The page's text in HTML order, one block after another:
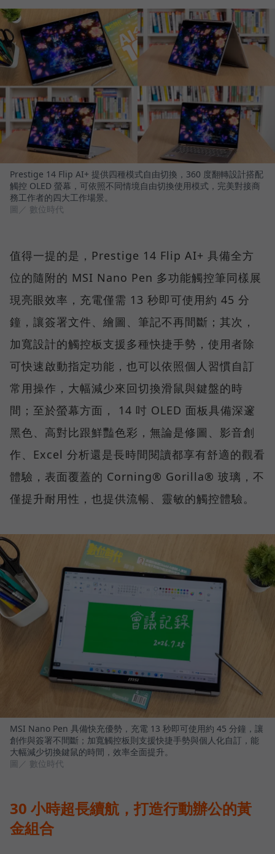
Prestige 14 Flip AI+ 提供四種模式自由切換，360 度翻轉設計搭配
觸控 OLED 螢幕，可依照不同情境自由切換使用模式，完美對接商
務工作者的四大工作場景。
圖／ 數位時代
值得一提的是，Prestige 14 Flip AI+ 具備全方
位的隨附的 MSI Nano Pen 多功能觸控筆同樣展
現亮眼效率，充電僅需 13 秒即可使用約 45 分
鐘，讓簽署文件、繪圖、筆記不再間斷；其次，
加寬設計的觸控板支援多種快捷手勢，使用者除
可快速啟動指定功能，也可以依照個人習慣自訂
常用操作，大幅減少來回切換滑鼠與鍵盤的時
間；至於螢幕方面， 14 吋 OLED 面板具備深邃
黑色、高對比跟鮮豔色彩，無論是修圖、影音創
作、Excel 分析還是長時間閱讀都享有舒適的觀看
體驗，表面覆蓋的 Corning® Gorilla® 玻璃，不
僅提升耐用性，也提供流暢、靈敏的觸控體驗。
MSI Nano Pen 具備快充優勢，充電 13 秒即可使用約 45 分鐘，讓
創作與簽署不間斷；加寬觸控板則支援快捷手勢與個人化自訂，能
大幅減少切換鍵鼠的時間，效率全面提升。
圖／ 數位時代
30 小時超長續航，打造行動辦公的黃
金組合